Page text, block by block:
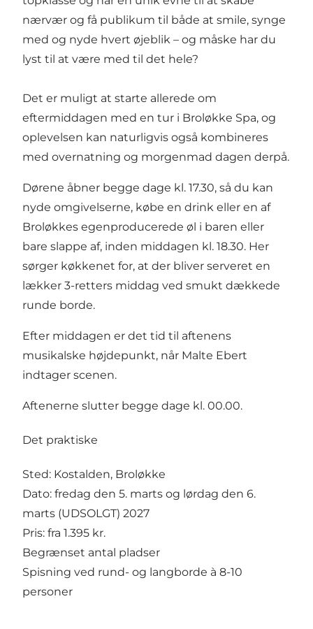
nærvær og få publikum til både at smile, synge
med og nyde hvert øjeblik – og måske har du
lyst til at være med til det hele?
Det er muligt at starte allerede om
eftermiddagen med en tur i Broløkke Spa, og
oplevelsen kan naturligvis også kombineres
med overnatning og morgenmad dagen derpå.
Dørene åbner begge dage kl. 17.30, så du kan
nyde omgivelserne, købe en drink eller en af
Broløkkes egenproducerede øl i baren eller
bare slappe af, inden middagen kl. 18.30. Her
sørger køkkenet for, at der bliver serveret en
lækker 3-retters middag ved smukt dækkede
runde borde.
Efter middagen er det tid til aftenens
musikalske højdepunkt, når Malte Ebert
indtager scenen.
Aftenerne slutter begge dage kl. 00.00.
Det praktiske
Sted: Kostalden, Broløkke
Dato: fredag den 5. marts og lørdag den 6.
marts (UDSOLGT) 2027
Pris: fra 1.395 kr.
Begrænset antal pladser
Spisning ved rund- og langborde à 8-10
personer